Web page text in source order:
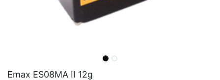
Emax ES08MA II 12g